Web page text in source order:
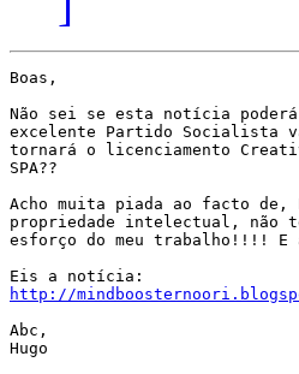
Boas,
Não sei se esta notícia
excelente Partido Socialista
tornará o licenciamento
SPA??
Acho muita piada ao facto de,
propriedade intelectual, não
esforço do meu trabalho!!!! E
http://
Abc,
Hugo